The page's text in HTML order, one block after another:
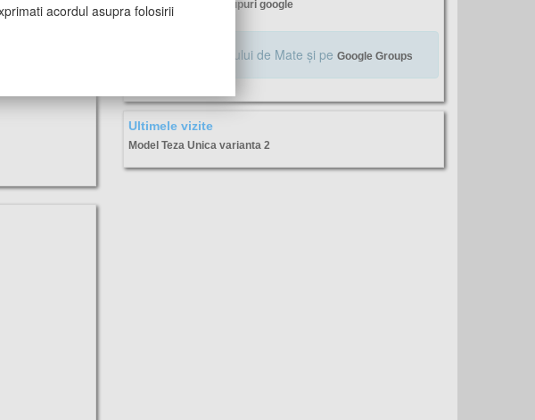
Alăturaţi-vă Profului de Mate şi pe Google Groups
Ultimele vizite
Model Teza Unica varianta 2
acordul asupra folosirii